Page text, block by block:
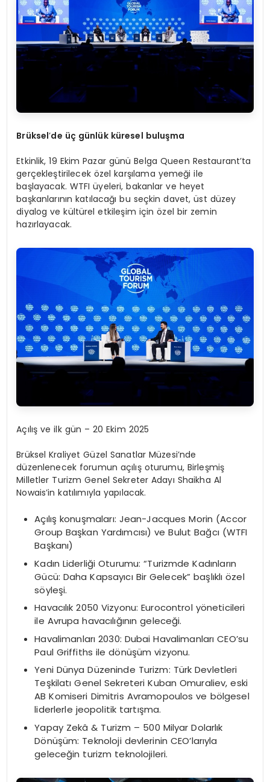
Brüksel’de üç günlük küresel buluşma
Etkinlik, 19 Ekim Pazar günü Belga Queen Restaurant’ta
gerçekleştirilecek özel karşılama yemeği ile
başlayacak. WTFI üyeleri, bakanlar ve heyet
başkanlarının katılacağı bu seçkin davet, üst düzey
diyalog ve kültürel etkileşim için özel bir zemin
hazırlayacak.
Açılış ve ilk gün – 20 Ekim 2025
Brüksel Kraliyet Güzel Sanatlar Müzesi’nde
düzenlenecek forumun açılış oturumu, Birleşmiş
Milletler Turizm Genel Sekreter Adayı Shaikha Al
Nowais’in katılımıyla yapılacak.
Açılış konuşmaları: Jean-Jacques Morin (Accor
Group Başkan Yardımcısı) ve Bulut Bağcı (WTFI
Başkanı)
Kadın Liderliği Oturumu: “Turizmde Kadınların
Gücü: Daha Kapsayıcı Bir Gelecek” başlıklı özel
söyleşi.
Havacılık 2050 Vizyonu: Eurocontrol yöneticileri
ile Avrupa havacılığının geleceği.
Havalimanları 2030: Dubai Havalimanları CEO’su
Paul Griffiths ile dönüşüm vizyonu.
Yeni Dünya Düzeninde Turizm: Türk Devletleri
Teşkilatı Genel Sekreteri Kuban Omuraliev, eski
AB Komiseri Dimitris Avramopoulos ve bölgesel
liderlerle jeopolitik tartışma.
Yapay Zekâ & Turizm – 500 Milyar Dolarlık
Dönüşüm: Teknoloji devlerinin CEO’larıyla
geleceğin turizm teknolojileri.